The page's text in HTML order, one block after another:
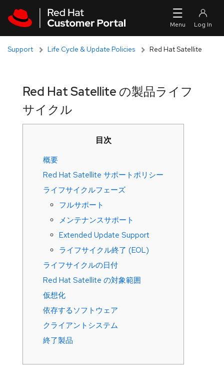
Support Life Cycle & Update Policies Red Hat Satellite
Red Hat Satellite の製品ライフ
サイクル
目次
概要
Red Hat Satellite サポートポリシー
ライフサイクルフェーズ
フルサポート
メンテナンスサポート
Extended Update Support
ライフサイクル終了 (EOL)
ライフサイクルの日付
Red Hat Satellite の対象範囲
仮想化
依存するソフトウェア
クライアントシステム
終了製品